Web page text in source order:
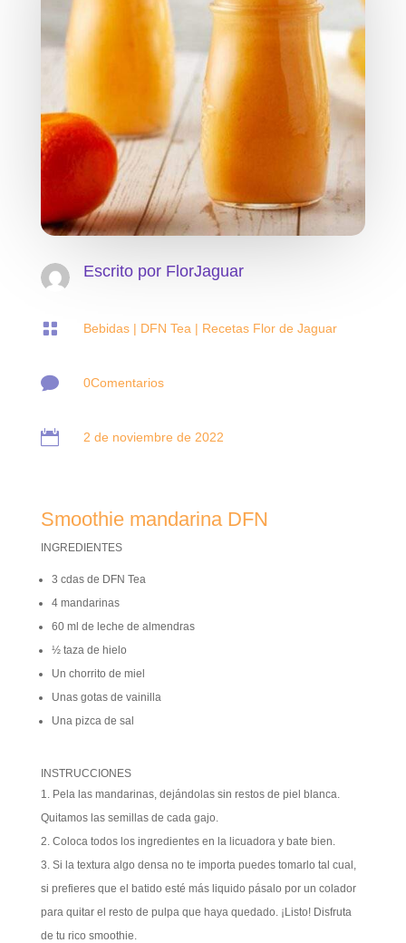
Escrito por FlorJaguar
 Bebidas| DFN Tea | Recetas Flor de Jaguar
 0Comentarios
 2 de noviembre de 2022
Smoothie mandarina DFN
INGREDIENTES
3 cdas de DFN Tea
4 mandarinas
60 ml de leche de almendras
½ taza de hielo
Un chorrito de miel
Unas gotas de vainilla
Una pizca de sal
INSTRUCCIONES
Pela las mandarinas, dejándolas sin restos de piel blanca.
Quitamos las semillas de cada gajo.
Coloca todos los ingredientes en la licuadora y bate bien.
Si la textura algo densa no te importa puedes tomarlo tal cual,
si prefieres que el batido esté más liquido pásalo por un colador
para quitar el resto de pulpa que haya quedado. ¡Listo! Disfruta
de tu rico smoothie.